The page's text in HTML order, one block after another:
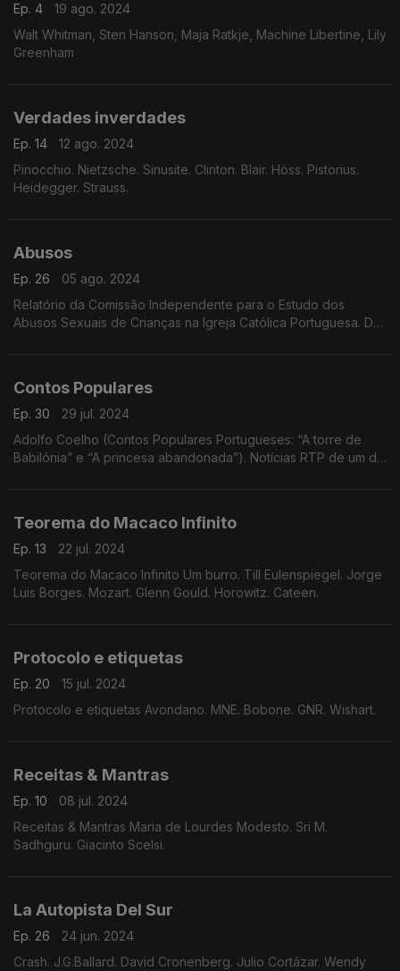
Ep. 4
19 ago. 2024
Walt Whitman, Sten Hanson, Maja Ratkje, Machine Libertine, Lily
Greenham
Verdades inverdades
Ep. 14
12 ago. 2024
Pinocchio. Nietzsche. Sinusite. Clinton. Blair. Höss. Pistorius.
Heidegger. Strauss.
Abusos
Ep. 26
05 ago. 2024
Relatório da Comissão Independente para o Estudo dos
Abusos Sexuais de Crianças na Igreja Católica Portuguesa. Dar
Contos Populares
Ep. 30
29 jul. 2024
Adolfo Coelho (Contos Populares Portugueses: “A torre de
Babilónia” e “A princesa abandonada”). Notícias RTP de um dia
Teorema do Macaco Infinito
Ep. 13
22 jul. 2024
Teorema do Macaco Infinito Um burro. Till Eulenspiegel. Jorge
Luis Borges. Mozart. Glenn Gould. Horowitz. Cateen.
Protocolo e etiquetas
Ep. 20
15 jul. 2024
Protocolo e etiquetas Avondano. MNE. Bobone. GNR. Wishart.
Receitas & Mantras
Ep. 10
08 jul. 2024
Receitas & Mantras Maria de Lourdes Modesto. Sri M.
Sadhguru. Giacinto Scelsi.
La Autopista Del Sur
Ep. 26
24 jun. 2024
Crash. J.G.Ballard. David Cronenberg. Julio Cortázar. Wendy